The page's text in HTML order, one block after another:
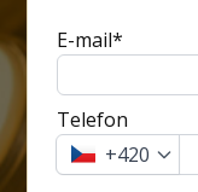
E-mail*
Telefon
+420